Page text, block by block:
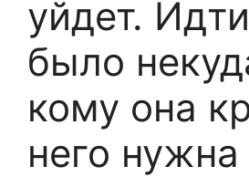
уйдет.
было
кому она
него нужна